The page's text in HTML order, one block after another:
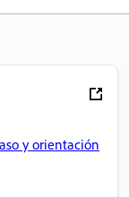
y orientación